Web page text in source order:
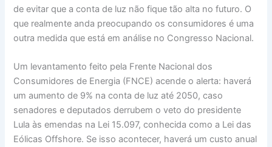
de evitar que a conta de luz não fique tão alta no futuro. O
que realmente anda preocupando os consumidores é uma
outra medida que está em análise no Congresso Nacional.
Um levantamento feito pela Frente Nacional dos
Consumidores de Energia (FNCE) acende o alerta: haverá
um aumento de 9% na conta de luz até 2050, caso
senadores e deputados derrubem o veto do presidente
Lula às emendas na Lei 15.097, conhecida como a Lei das
Eólicas Offshore. Se isso acontecer, haverá um custo anual